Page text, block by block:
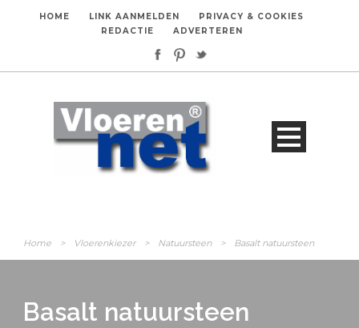
HOME LINK AANMELDEN
PRIVACY & COOKIES
REDACTIE
ADVERTEREN
Home > Vloerenkiezer > Natuursteen > Basalt natuursteen
Basalt natuursteen